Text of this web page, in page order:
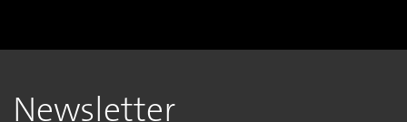
Newsletter